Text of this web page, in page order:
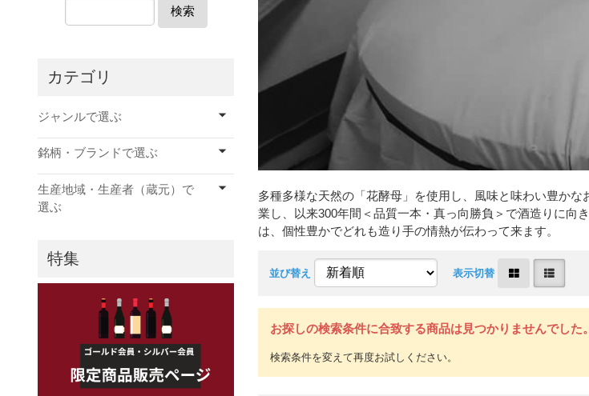
多種多様な天然の「花酵母」を使用し、風味と味わい豊か
業し、以来300年間＜品質一本・真っ向勝負＞で酒造りに向
は、個性豊かでどれも造り手の情熱が伝わって来ます。
並び替え 表示切替
お探しの検索条件に合致する商品は見つかりませんでした。
検索
カテゴリ
ジャンルで選ぶ
銘柄・ブランドで選ぶ
生産地域・生産者（蔵元）で
選ぶ
特集